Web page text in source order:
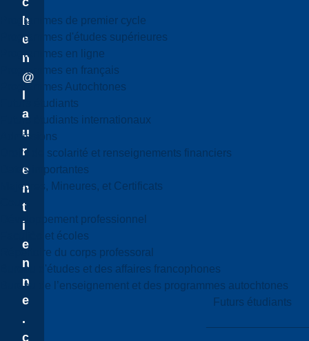
Programmes de premier cycle
Programmes d'études supérieures
Programmes en ligne
Programmes en français
Programmes Autochtones
Futurs étudiants
Futurs étudiants internationaux
Admissions
Droits de scolarité et renseignements financiers
Dates importantes
Majeures, Mineures, et Certificats
Cours
Développement professionnel
Facultés et écoles
Répertoire du corps professoral
Bureau d'études et des affaires francophones
Bureau de l’enseignement et des programmes autochtones
Futurs étudiants
h
e
n
@
a
u
r
e
n
t
i
e
n
n
e
.
c